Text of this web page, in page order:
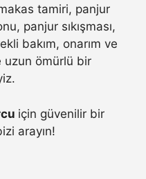
tamiri, panjur
panjur sıkışması,
bakım, onarım ve
uzun ömürlü bir
için güvenilir bir
arayın!